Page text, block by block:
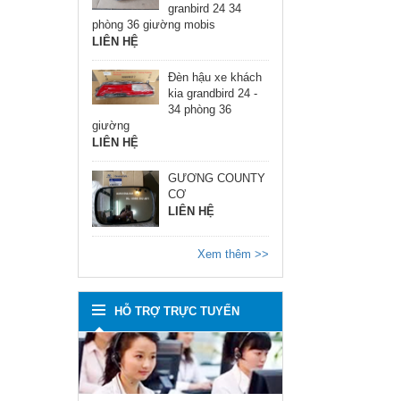
granbird 24 34
phòng 36 giường mobis
LIÊN HỆ
Đèn hậu xe khách
kia grandbird 24 -
34 phòng 36
giường
LIÊN HỆ
GƯƠNG COUNTY
CƠ
LIÊN HỆ
Xem thêm >>
HỖ TRỢ TRỰC TUYẾN